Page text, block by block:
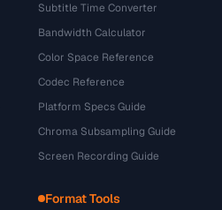
Subtitle Time Converter
Bandwidth Calculator
Color Space Reference
Codec Reference
Platform Specs Guide
Chroma Subsampling Guide
Screen Recording Guide
Format Tools